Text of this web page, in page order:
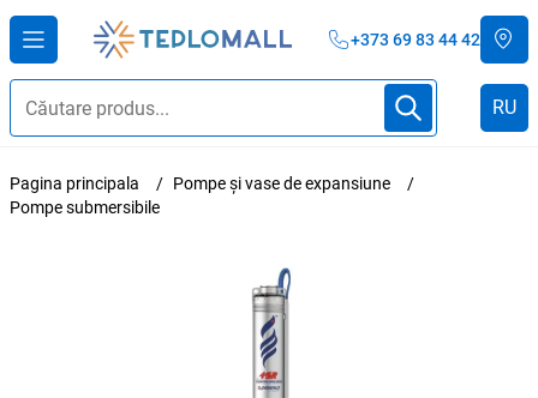
+373 69 83 44 42
RU
Pagina principala
Pompe și vase de expansiune
Pompe submersibile